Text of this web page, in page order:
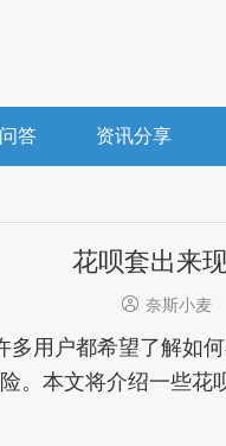
答 资讯分享
花呗套出来
 奈斯小麦
多用户都希望了解如
。本文将介绍一些花